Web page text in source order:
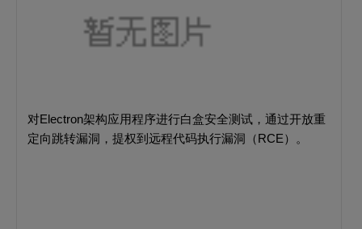
对Electron架构应用程序进行白盒安全测试，通过开放重
定向跳转漏洞，提权到远程代码执行漏洞（RCE）。